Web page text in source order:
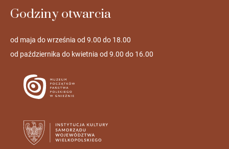
Godziny otwarcia
od maja do września od 9.00 do 18.00
od października do kwietnia od 9.00 do 16.00